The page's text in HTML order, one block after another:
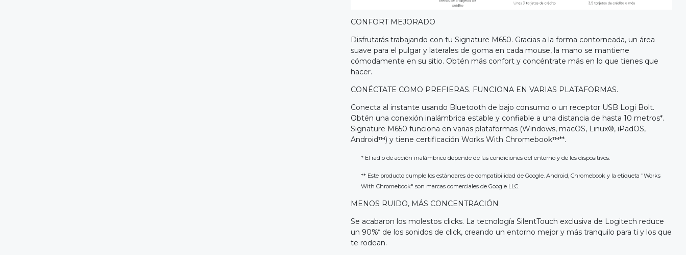
CONFORT MEJORADO
Disfrutarás trabajando con tu Signature M650. Gracias a la forma contorneada, un área
suave para el pulgar y laterales de goma en cada mouse, la mano se mantiene
cómodamente en su sitio. Obtén más confort y concéntrate más en lo que tienes que
hacer.
CONÉCTATE COMO PREFIERAS. FUNCIONA EN VARIAS PLATAFORMAS.
Conecta al instante usando Bluetooth de bajo consumo o un receptor USB Logi Bolt.
Obtén una conexión inalámbrica estable y confiable a una distancia de hasta 10 metros*.
Signature M650 funciona en varias plataformas (Windows, macOS, Linux®, iPadOS,
Android™) y tiene certificación Works With Chromebook™**.
* El radio de acción inalámbrico depende de las condiciones del entorno y de los dispositivos.
** Este producto cumple los estándares de compatibilidad de Google. Android, Chromebook y la etiqueta "Works
With Chromebook" son marcas comerciales de Google LLC.
MENOS RUIDO, MÁS CONCENTRACIÓN
Se acabaron los molestos clicks. La tecnología SilentTouch exclusiva de Logitech reduce
un 90%* de los sonidos de click, creando un entorno mejor y más tranquilo para ti y los que
te rodean.